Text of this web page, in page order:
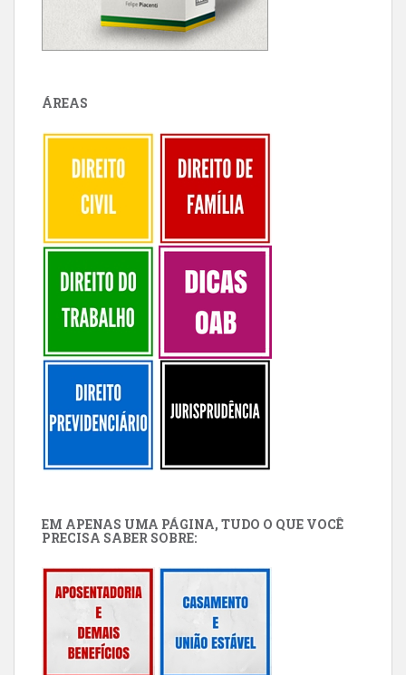
ÁREAS
EM APENAS UMA PÁGINA, TUDO O QUE VOCÊ
PRECISA SABER SOBRE: